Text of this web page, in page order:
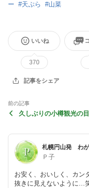
ー #天ぷら #山菜
いいね
370
記事をシェア
前の記事
久しぶりの小樽観光の
札幌円山発 わが
Ｐ子
お安く、おいしく、カン
抜きに見えないように…